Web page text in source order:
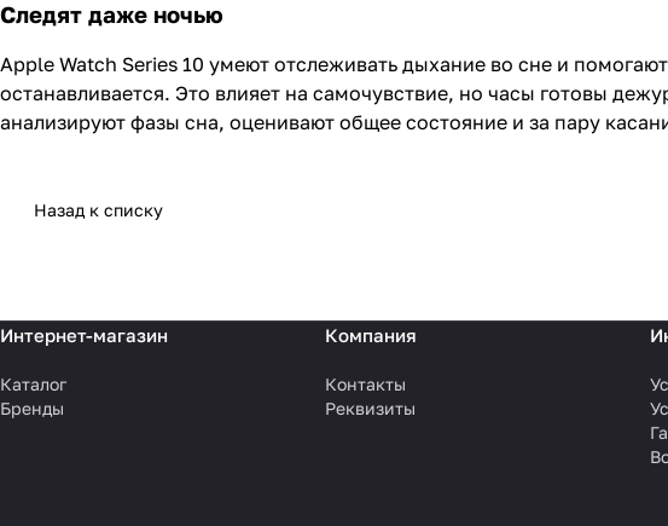
Следят даже ночью
Apple Watch Series 10 умеют отслеживать дыхание во сне и
останавливается. Это влияет на самочувствие, но часы готовы
анализируют фазы сна, оценивают общее состояние и за пару
Назад к списку
Интернет-магазин
Каталог
Бренды
Компания
Контакты
Реквизиты